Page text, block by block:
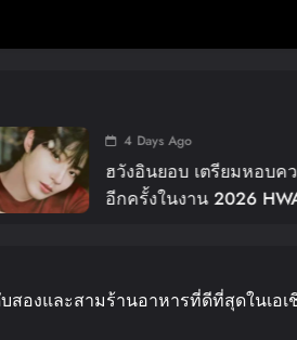
4 Days Ago
ฮวังอินยอบ เตรียมหอบความอบอุ่น
อีกครั้งในงาน 2026 HWANG IN
สองและสามร้านอาหารที่ดีที่สุดในเ